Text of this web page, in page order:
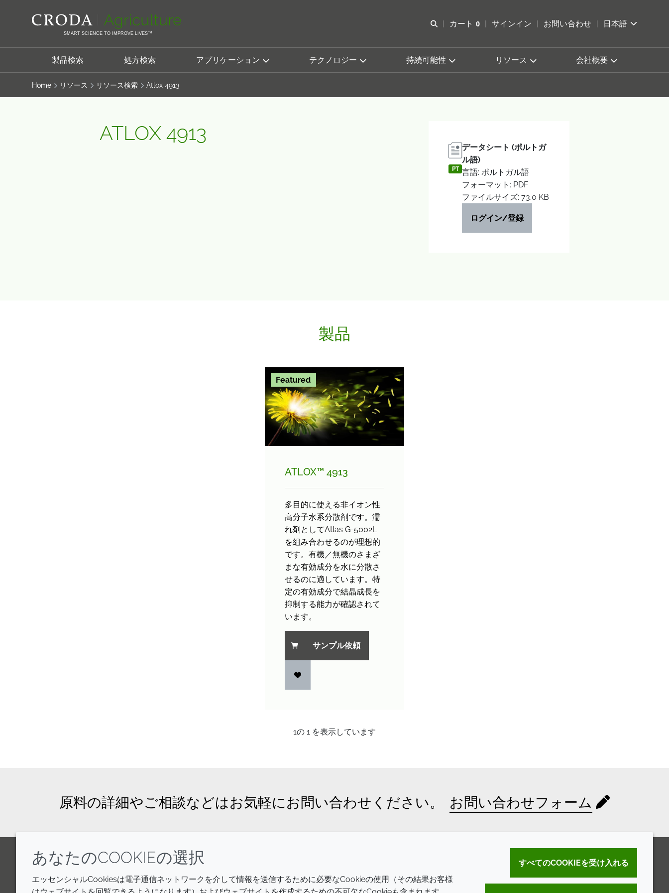
SMART SCIENCE TO IMPROVE LIVES™
検索を開く
カート 0
カートを確認する
サインイン お問い合わせ 日本語
製品検索 処方検索 アプリケーション テクノロジー 持続可能性 リソース 会社概要
Home リソース リソース検索 Atlox 4913
ATLOX 4913
PT
データシート (ポルトガ
ル語)
言語: ポルトガル語
フォーマット: PDF
ファイルサイズ: 73.0 KB
ログイン/登録
製品
Featured
ATLOX™ 4913
多目的に使える非イオン性
高分子水系分散剤です。濡
れ剤としてAtlas G-5002L
を組み合わせるのが理想的
です。有機／無機のさまざ
まな有効成分を水に分散さ
せるのに適しています。特
定の有効成分で結晶成長を
抑制する能力が確認されて
います。
サンプル依頼
1の 1 を表示しています
原料の詳細やご相談などはお気軽にお問い合わせください。 お問い合わせフォーム
LinkedInYoutubeLine
あなたのCOOKIEの選択
エッセンシャルCookiesは電子通信ネットワークを介して情報を送信するために必要なCookieの使用（その結果お客様
すべてのCOOKIEを受け入れる